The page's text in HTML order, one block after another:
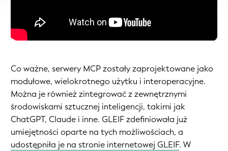
Co ważne, serwery MCP zostały zaprojektowane jako
modułowe, wielokrotnego użytku i interoperacyjne.
Można je również zintegrować z zewnętrznymi
środowiskami sztucznej inteligencji, takimi jak
ChatGPT, Claude i inne. GLEIF zdefiniowała już
umiejętności oparte na tych możliwościach, a
udostępniła je na stronie internetowej GLEIF. W